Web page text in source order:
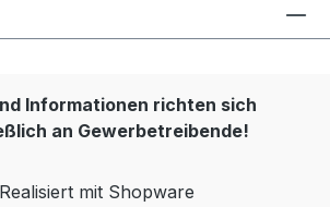
Informationen richten sich
an Gewerbetreibende!
Realisiert mit Shopware